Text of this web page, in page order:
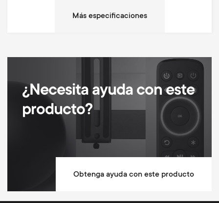
Gestión de cables
Altura ajustable
Materiales para el montaje incluidos
¿Necesita ayuda con este
producto?
Obtenga ayuda con este producto